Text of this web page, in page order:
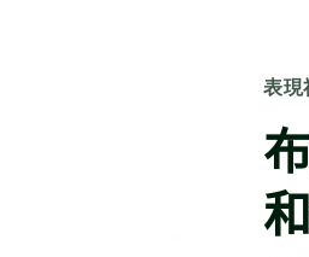
表現